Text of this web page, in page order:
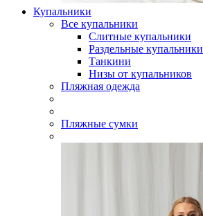
Купальники
Все купальники
Слитные купальники
Раздельные купальники
Танкини
Низы от купальников
Пляжная одежда
Пляжные сумки